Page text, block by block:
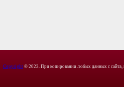
Copyright © 2023. При копировании любых данных с сайта,